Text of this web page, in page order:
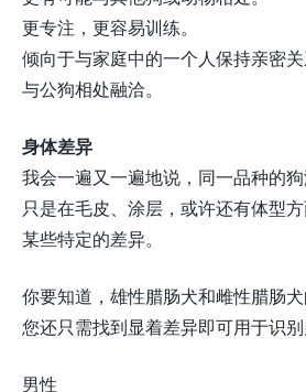
更专注，更容易训练。
倾向于与家庭中的一个人保持亲密关
与公狗相处融洽。
身体差异
我会一遍又一遍地说，同一品种的
只是在毛皮、涂层，或许还有体型方
某些特定的差异。
你要知道，雄性腊肠犬和雌性腊肠犬
您还只需找到显着差异即可用于识别
男性